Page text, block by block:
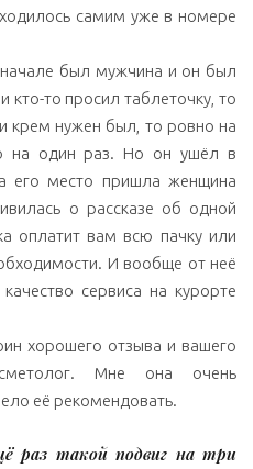
самим уже в номере
начале был мужчина и он был
кто-то просил таблеточку, то
крем нужен был, то ровно на
на один раз. Но он ушёл в
его место пришла женщина
о рассказе об одной
оплатит вам всю пачку или
И вообще от неё
сервиса на курорте
хорошего отзыва и вашего
Мне она очень
её рекомендовать.
раз такой подвиг на три